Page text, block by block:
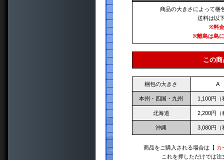
商品の大きさによって梱
送料は以
※料
※離島は島
この
梱包の大きさ A
本州・四国・九州 1,100円（
北海道 2,200円（
沖縄 3,080円（
商品をご購入される場合は【 カ
これを押しただけでは